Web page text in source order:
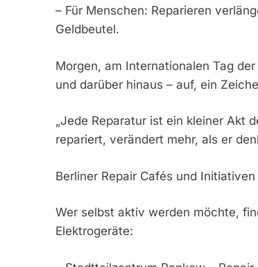
– Für Menschen: Reparieren
Geldbeutel.
Morgen, am Internationalen Tag
und darüber hinaus – auf, ein
„Jede Reparatur ist ein kleiner Akt
repariert, verändert mehr, als er
Berliner Repair Cafés und Initiativen
Wer selbst aktiv werden möchte,
Elektrogeräte: